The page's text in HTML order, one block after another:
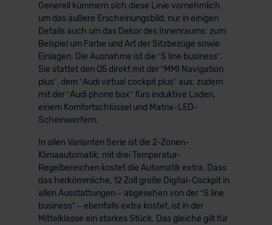
Generell kümmern sich diese Linie vornehmlich
um das äußere Erscheinungsbild; nur in einigen
Details auch um das Dekor des Innenraums: zum
Beispiel um Farbe und Art der Sitzbezüge sowie
Einlagen. Die Ausnahme ist die “S line business”.
Sie stattet den Q5 direkt mit der “MMI Navigation
plus”, dem “Audi virtual cockpit plus” aus; zudem
mit der “Audi phone box” fürs induktive Laden,
einem Komfortschlüssel und Matrix-LED-
Scheinwerfern.
In allen Varianten Serie ist die 2-Zonen-
Klimaautomatik; mit drei Temperatur-
Regelbereichen kostet die Automatik extra. Dass
das herkömmliche, 12 Zoll große Digital-Cockpit in
allen Ausstattungen – abgesehen von der “S line
business” – ebenfalls extra kostet, ist in der
Mittelklasse ein starkes Stück. Das gleiche gilt für